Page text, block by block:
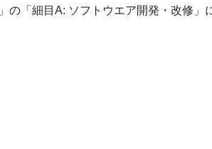
の「細目A: ソフトウエア開発・改修」